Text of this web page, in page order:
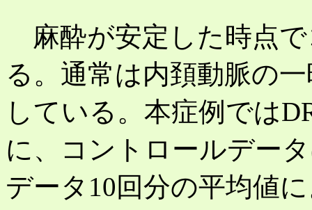
麻酔が安定した時点
る。通常は内頚動脈の
している。本症例では
に、コントロールデー
データ10回分の平均値